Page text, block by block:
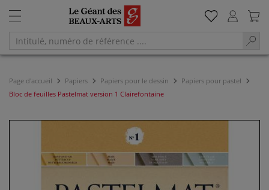
Page d'accueil Papiers Papiers pour le dessin
Papiers pour pastel
Bloc de feuilles Pastelmat version 1 Clairefontaine